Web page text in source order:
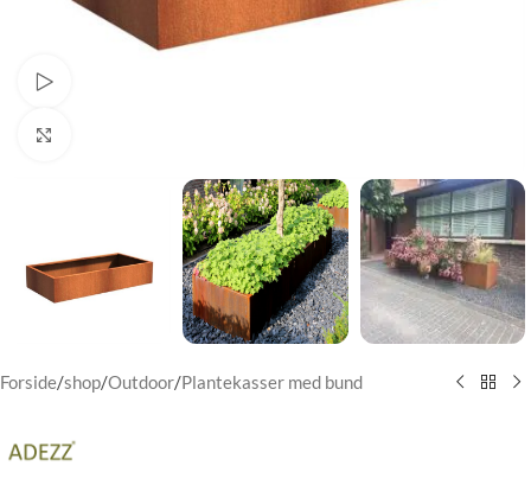
Forside/shop/Outdoor/Plantekasser med bund